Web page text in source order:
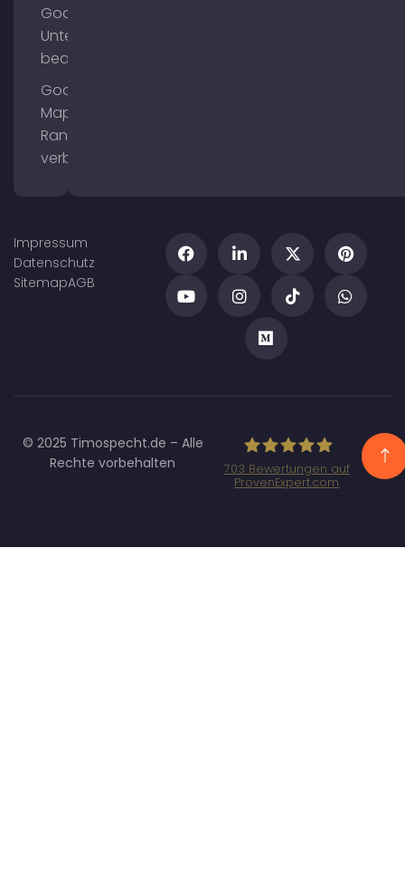
Google
Unternehmensprofil
bearbeiten
Google
Maps
Ranking
verbessern
Impressum
Datenschutz
SitemapAGB
© 2025 Timospecht.de – Alle
Rechte vorbehalten
Marketing GmbH
703 Bewertungen auf
ProvenExpert.com